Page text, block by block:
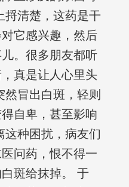
捋清楚，这药是干
它感兴趣，然后
。很多朋友都听
真是让人心里头
冒出白斑，轻则
自卑，甚至影响
这种困扰，病友们
问药，恨不得一
斑给抹掉。 于